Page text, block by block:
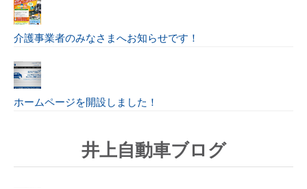
介護事業者のみなさまへお知らせです！
ホームページを開設しました！
井上自動車ブログ